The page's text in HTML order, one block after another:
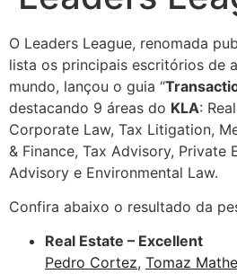
O Leaders League, renomada
lista os principais escritórios de
mundo, lançou o guia “
destacando 9 áreas do KLA:
Corporate Law, Tax Litigation,
& Finance, Tax Advisory, Private
Advisory e Environmental Law.
Confira abaixo o resultado da
Real Estate – Excellent
Pedro Cortez, Tomaz